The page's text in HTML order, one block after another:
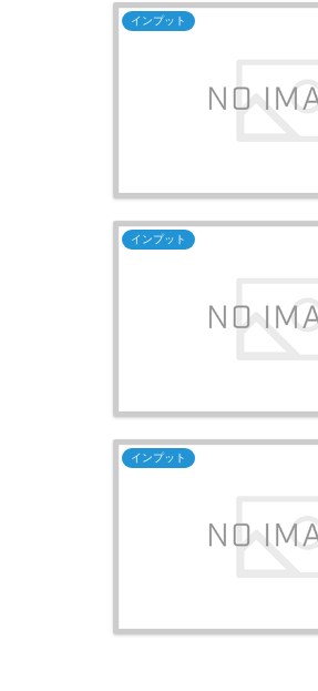
インプット
インプット
インプット